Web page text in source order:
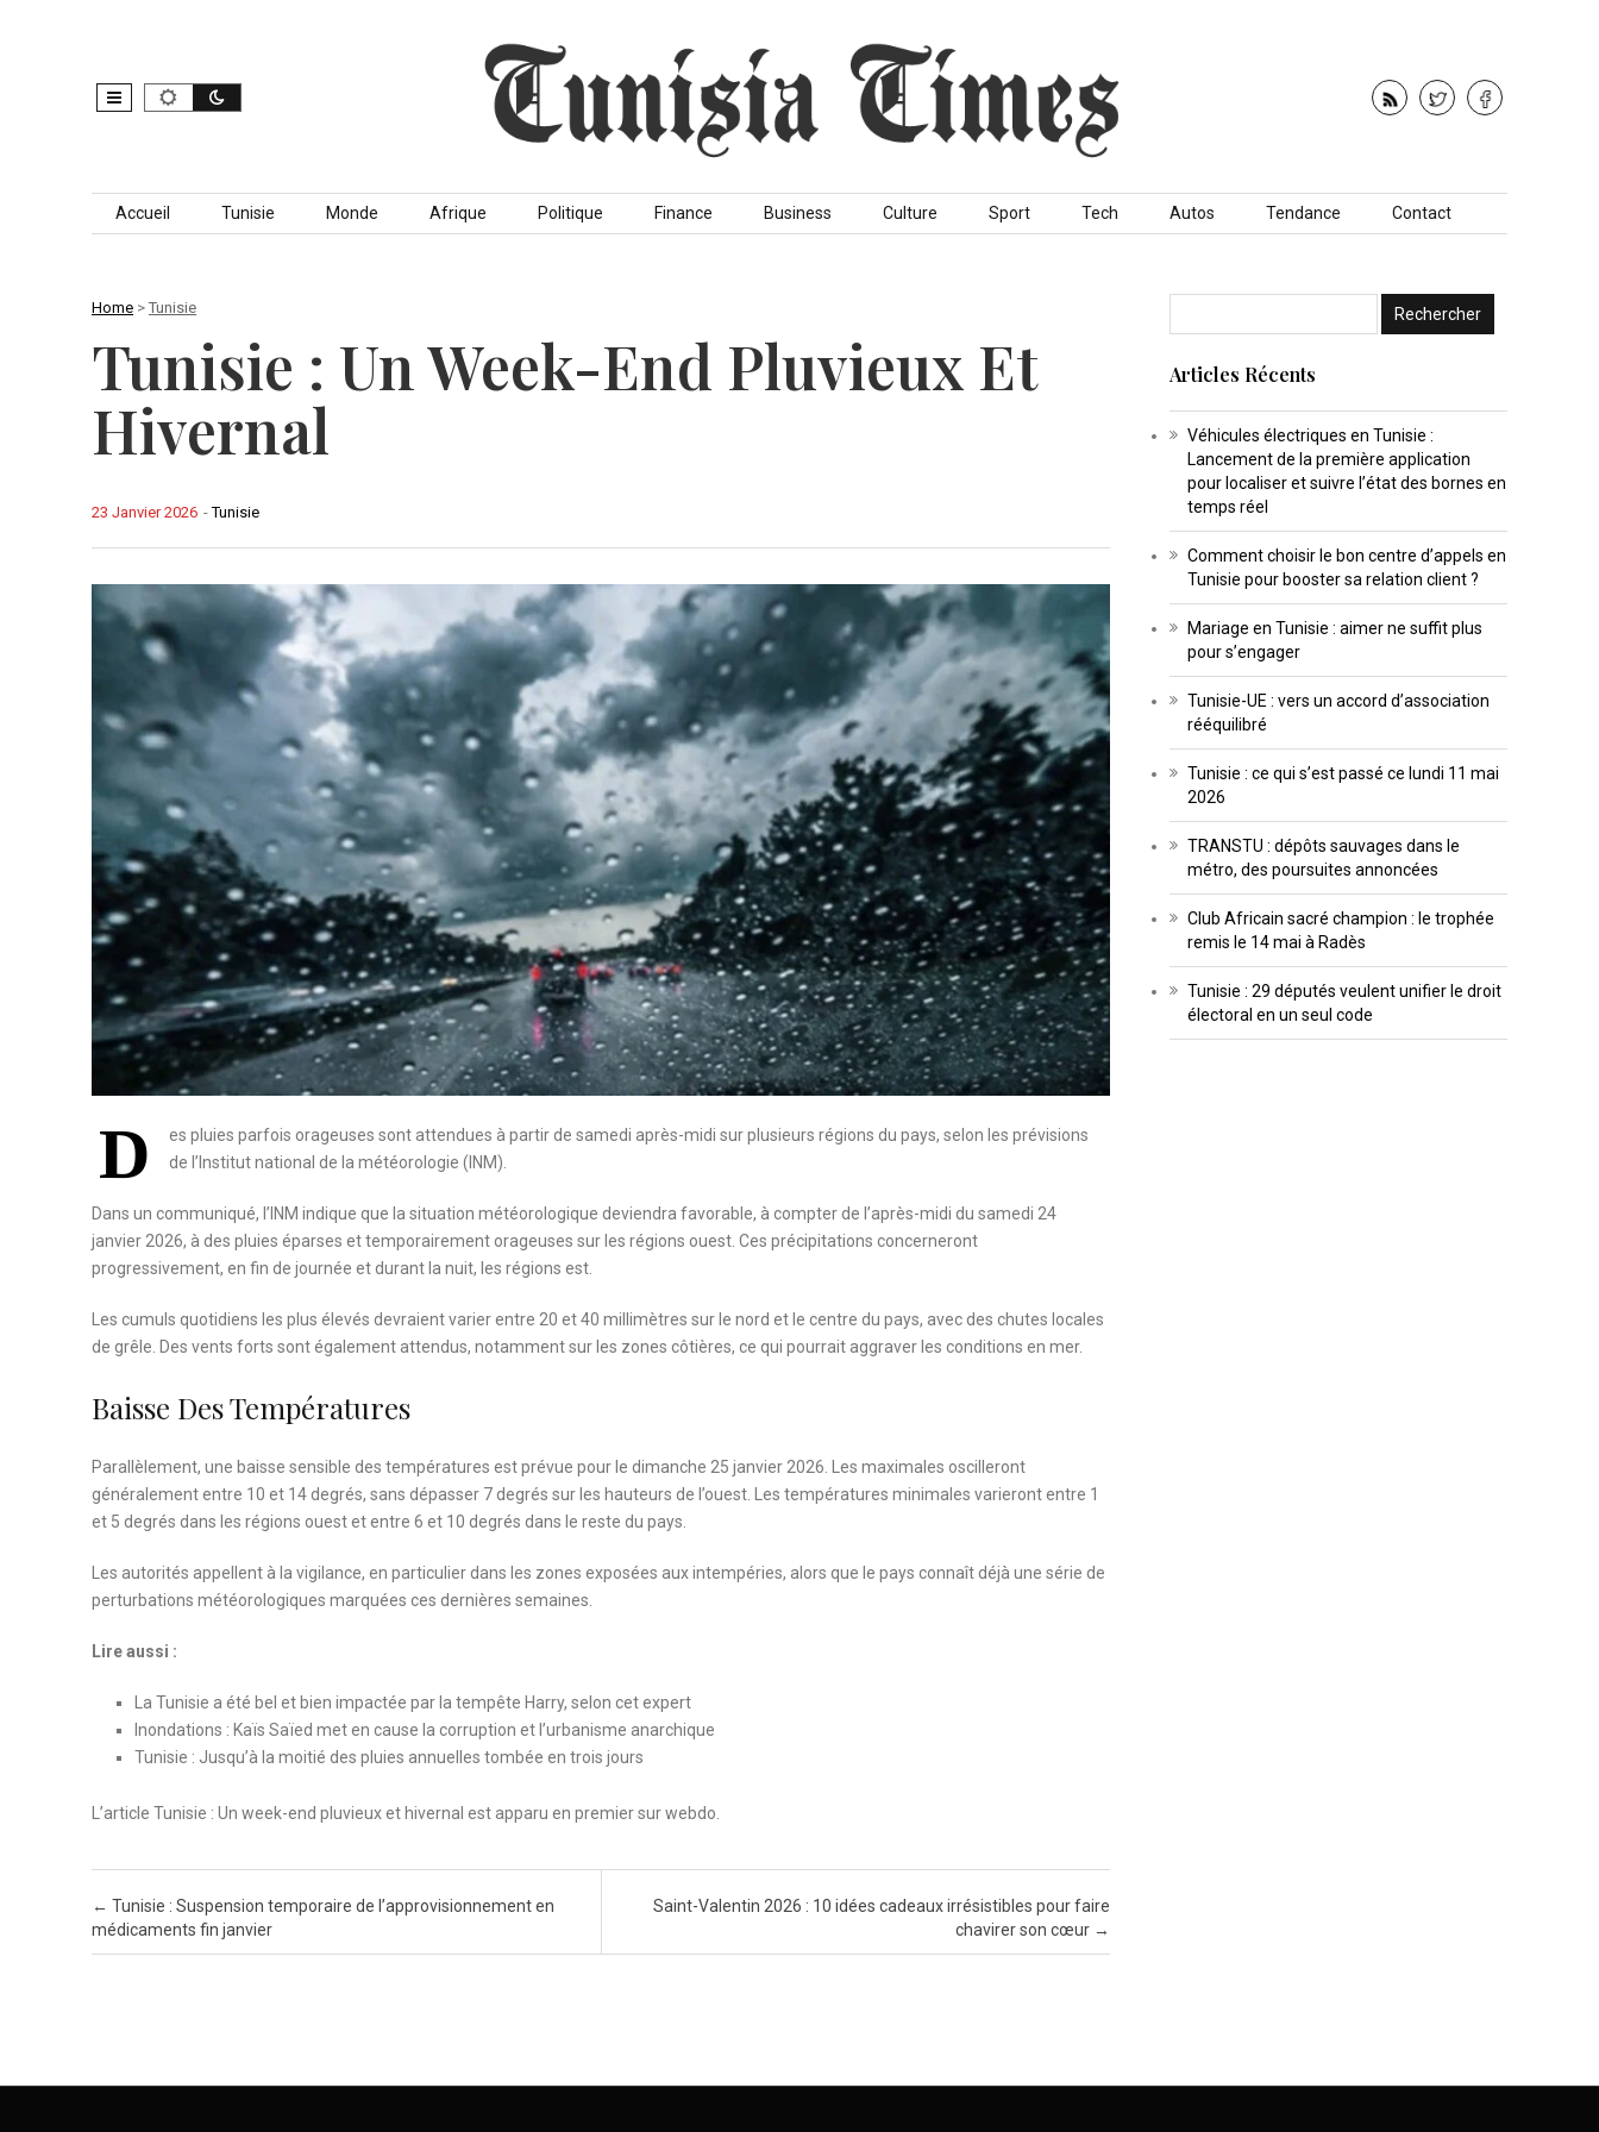
Skip to content
Accueil Tunisie Monde Afrique Politique Finance Business Culture Sport Tech Autos Tendance Contact
Home > Tunisie
Tunisie : Un Week-End Pluvieux Et
Hivernal
-Tunisie
23 Janvier 2026
D
es pluies parfois orageuses sont attendues à partir de samedi après-midi sur plusieurs régions du pays, selon les prévisions
de l’Institut national de la météorologie (INM).
Dans un communiqué, l’INM indique que la situation météorologique deviendra favorable, à compter de l’après-midi du samedi 24
janvier 2026, à des pluies éparses et temporairement orageuses sur les régions ouest. Ces précipitations concerneront
progressivement, en fin de journée et durant la nuit, les régions est.
Les cumuls quotidiens les plus élevés devraient varier entre 20 et 40 millimètres sur le nord et le centre du pays, avec des chutes locales
de grêle. Des vents forts sont également attendus, notamment sur les zones côtières, ce qui pourrait aggraver les conditions en mer.
Baisse Des Températures
Parallèlement, une baisse sensible des températures est prévue pour le dimanche 25 janvier 2026. Les maximales oscilleront
généralement entre 10 et 14 degrés, sans dépasser 7 degrés sur les hauteurs de l’ouest. Les températures minimales varieront entre 1
et 5 degrés dans les régions ouest et entre 6 et 10 degrés dans le reste du pays.
Les autorités appellent à la vigilance, en particulier dans les zones exposées aux intempéries, alors que le pays connaît déjà une série de
perturbations météorologiques marquées ces dernières semaines.
Lire aussi :
La Tunisie a été bel et bien impactée par la tempête Harry, selon cet expert
Inondations : Kaïs Saïed met en cause la corruption et l’urbanisme anarchique
Tunisie : Jusqu’à la moitié des pluies annuelles tombée en trois jours
L’article Tunisie : Un week-end pluvieux et hivernal est apparu en premier sur webdo.
Post navigation
← Tunisie : Suspension temporaire de l’approvisionnement en
médicaments fin janvier
Saint-Valentin 2026 : 10 idées cadeaux irrésistibles pour faire
chavirer son cœur →
Articles Récents
Véhicules électriques en Tunisie :
Lancement de la première application
pour localiser et suivre l’état des bornes en
temps réel
Comment choisir le bon centre d’appels en
Tunisie pour booster sa relation client ?
Mariage en Tunisie : aimer ne suffit plus
pour s’engager
Tunisie-UE : vers un accord d’association
rééquilibré
Tunisie : ce qui s’est passé ce lundi 11 mai
2026
TRANSTU : dépôts sauvages dans le
métro, des poursuites annoncées
Club Africain sacré champion : le trophée
remis le 14 mai à Radès
Tunisie : 29 députés veulent unifier le droit
électoral en un seul code